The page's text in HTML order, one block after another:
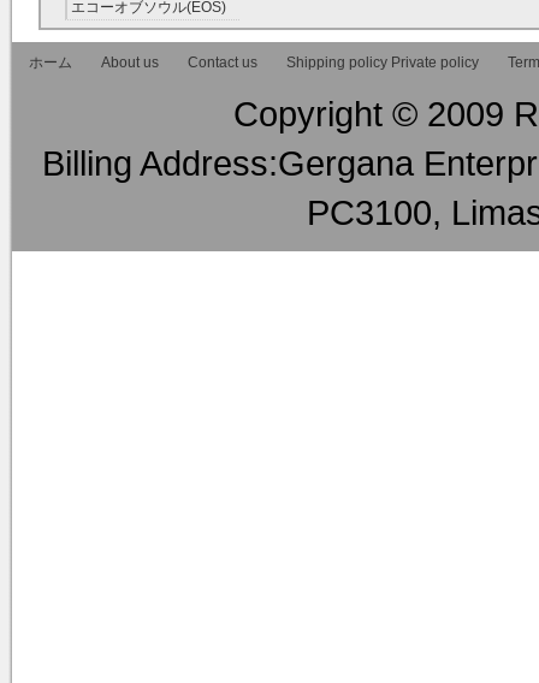
エコーオブソウル(EOS)
RMT
ホーム
About us Contact us Shipping policy Private policy
Copyright © 2009
Billing Address:Gergana
PC3100,